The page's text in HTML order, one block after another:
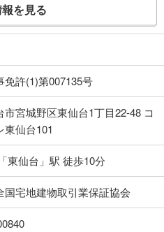
を見る
免許(1)第007135号
市宮城野区東仙台1丁目22-48 コ
東仙台101
東仙台」駅 徒歩10分
国宅地建物取引業保証協会